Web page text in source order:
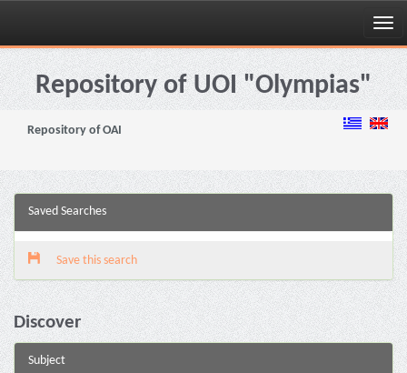
Skip
navigationRepository of UOI "Olympias"
Repository of OAI
Saved Searches
Save this search
Discover
Subject